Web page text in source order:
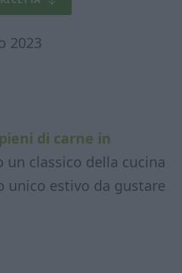
2023
di carne in
un classico della cucina
unico estivo da gustare